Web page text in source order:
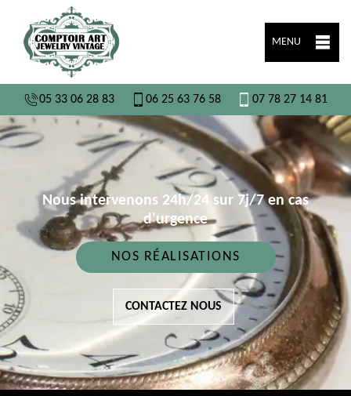
MENU
05 33 06 28 83 06 25 63 76 58 07 78 27 14 81
Nous intervenons 24h/24 sur 7j/7 en cas
d'urgence
NOS RÉALISATIONS
CONTACTEZ NOUS